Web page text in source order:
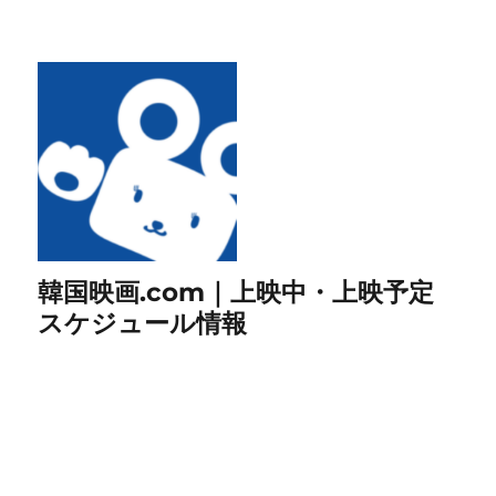
韓国映画.com｜上映中・上映予定
スケジュール情報